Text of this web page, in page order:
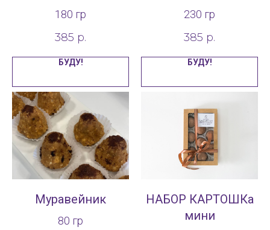
180 гр
385 р.
БУДУ!
230 гр
385 р.
БУДУ!
Муравейник
80 гр
НАБОР КАРТОШКа
мини